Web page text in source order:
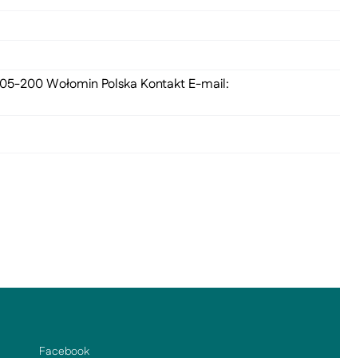
200 Wołomin Polska Kontakt E-mail:
Facebook